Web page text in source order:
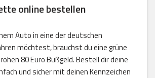
online bestellen
Auto in eine der deutschen
möchtest, brauchst du eine grüne
80 Euro Bußgeld. Bestell dir deine
und sicher mit deinen Kennzeichen